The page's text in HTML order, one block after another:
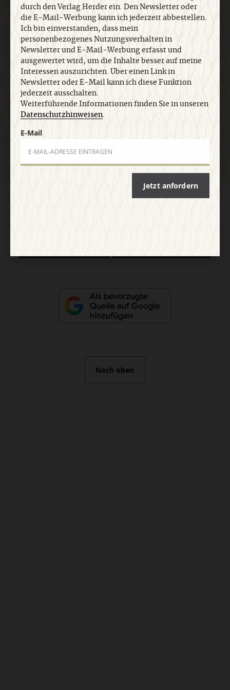
jederzeit ausschalten. Weiterführende
Informationen finden Sie in unseren
Datenschutzhinweisen.
E-Mail
Nach oben
durch den Verlag Herder ein. Den Newsletter oder
die E-Mail-Werbung kann ich jederzeit abbestellen.
Ich bin einverstanden, dass mein
personenbezogenes Nutzungsverhalten in
Newsletter und E-Mail-Werbung erfasst und
ausgewertet wird, um die Inhalte besser auf meine
Interessen auszurichten. Über einen Link in
Newsletter oder E-Mail kann ich diese Funktion
jederzeit ausschalten.
Weiterführende Informationen finden Sie in unseren
Datenschutzhinweisen.
E-Mail
Jetzt anfordern